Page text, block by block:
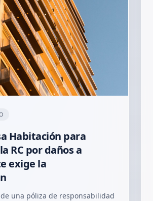
Habitación para
RC por daños a
exige la
una póliza de responsabilidad